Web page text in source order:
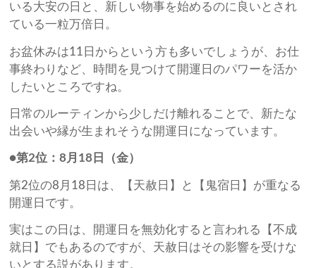
いる大安の日と、新しい物事を始めるのに良いとされ
ている一粒万倍日。
お盆休みは11日からという方も多いでしょうが、お仕
事終わりなど、時間を見つけて開運日のパワーを活か
したいところですね。
日常のルーティンから少しだけ離れることで、新たな
出会いや縁が生まれそうな開運日になっています。
●第2位：8月18日（金）
第2位の8月18日は、【天赦日】と【鬼宿日】が重なる
開運日です。
実はこの日は、開運日を無効化すると言われる【不成
就日】でもあるのですが、天赦日はその影響を受けな
いとする説があります。